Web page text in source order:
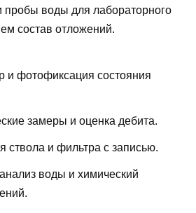
пробы воды для лабораторного
состав отложений.
и фотофиксация состояния
замеры и оценка дебита.
ствола и фильтра с записью.
воды и химический